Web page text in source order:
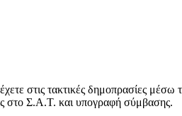
στις τακτικές δημοπρασίες μέσω
στο Σ.Α.Τ. και υπογραφή σύμβασης.